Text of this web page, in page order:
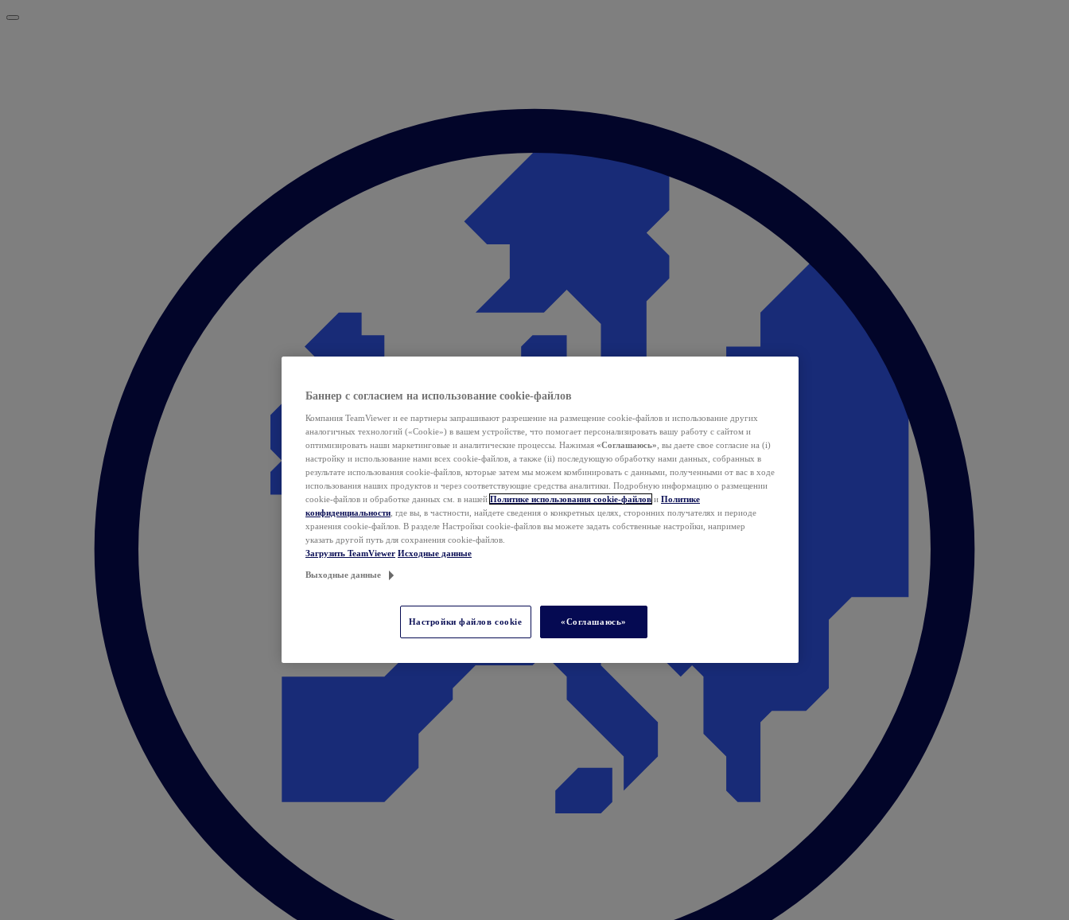
Баннер с согласием на использование cookie-файлов
Компания TeamViewer и ее партнеры запрашивают разрешение на размещение cookie-файлов и использование других
аналогичных технологий («Cookie») в вашем устройстве, что помогает персонализировать вашу работу с сайтом и
оптимизировать наши маркетинговые и аналитические процессы. Нажимая «Соглашаюсь» , вы даете свое согласие на (i)
настройку и использование нами всех cookie-файлов, а также (ii) последующую обработку нами данных, собранных в
результате использования cookie-файлов, которые затем мы можем комбинировать с данными, полученными от вас в ходе
использования наших продуктов и через соответствующие средства аналитики. Подробную информацию о размещении
cookie-файлов и обработке данных см. в нашей Политике использования cookie-файлов и Политике
конфиденциальности , где вы, в частности, найдете сведения о конкретных целях, сторонних получателях и периоде
хранения cookie-файлов. В разделе Настройки cookie-файлов вы можете задать собственные настройки, например
указать другой путь для сохранения cookie-файлов.
Загрузить TeamViewer Исходные данные
Выходные данные
Настройки файлов cookie «Соглашаюсь»